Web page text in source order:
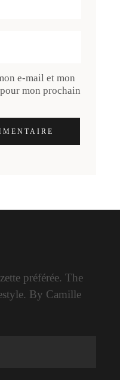
e-mail et mon
mon prochain
préférée. The
By Camille